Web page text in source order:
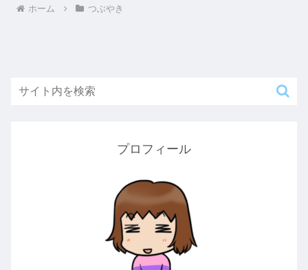
ホーム つぶやき
プロフィール